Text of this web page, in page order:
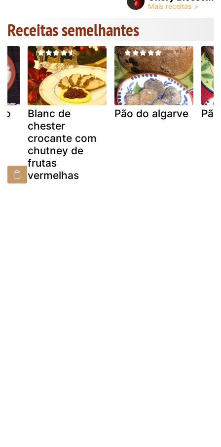
Receitas semelhantes
Blanc de
chester
crocante com
chutney de
frutas
vermelhas
Pão do algarve